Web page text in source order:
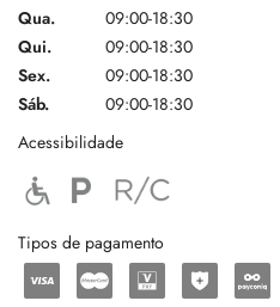
Qua.
09:00-18:30
Qui.
09:00-18:30
Sex.
09:00-18:30
Sáb.
09:00-18:30
Acessibilidade
Tipos de pagamento